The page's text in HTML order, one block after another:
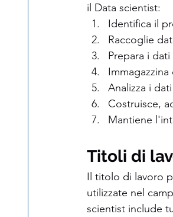
il Data scientist:
Identifica il
Raccoglie
Prepara i
Immagazzina
Analizza i
Costruisce,
Mantiene
Titoli di
Il titolo di lavoro
utilizzate nel
scientist include